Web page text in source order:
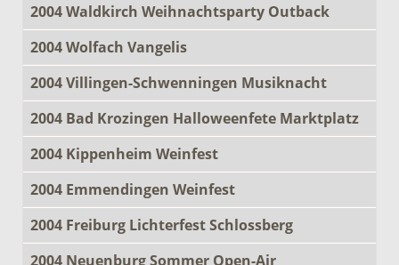
2004 Waldkirch Weihnachtsparty Outback
2004 Wolfach Vangelis
2004 Villingen-Schwenningen Musiknacht
2004 Bad Krozingen Halloweenfete Marktplatz
2004 Kippenheim Weinfest
2004 Emmendingen Weinfest
2004 Freiburg Lichterfest Schlossberg
2004 Neuenburg Sommer Open-Air